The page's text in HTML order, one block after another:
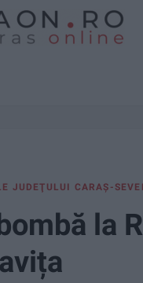
JUDEŢULUI CARAŞ-
la